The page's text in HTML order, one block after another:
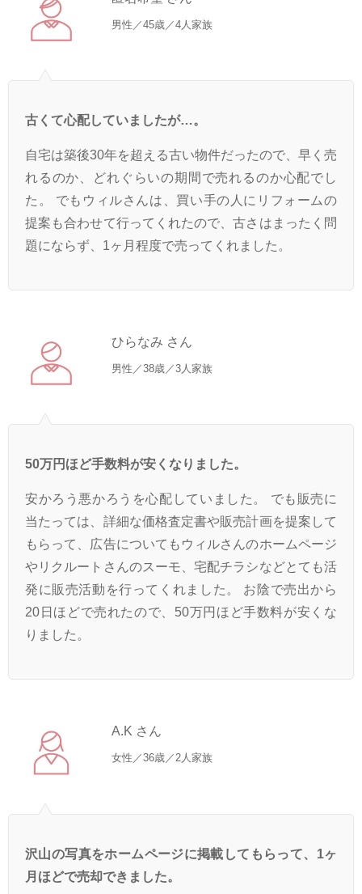
男性／45歳／4人家族
古くて心配していましたが…。
自宅は築後30年を超える古い物件だったので、早く売
れるのか、どれぐらいの期間で売れるのか心配でし
た。 でもウィルさんは、買い手の人にリフォームの
提案も合わせて行ってくれたので、古さはまったく問
題にならず、1ヶ月程度で売ってくれました。
ひらなみ さん
男性／38歳／3人家族
50万円ほど手数料が安くなりました。
安かろう悪かろうを心配していました。 でも販売に
当たっては、詳細な価格査定書や販売計画を提案して
もらって、広告についてもウィルさんのホームページ
やリクルートさんのスーモ、宅配チラシなどとても活
発に販売活動を行ってくれました。 お陰で売出から
20日ほどで売れたので、50万円ほど手数料が安くな
りました。
A.K さん
女性／36歳／2人家族
沢山の写真をホームページに掲載してもらって、1ヶ
月ほどで売却できました。